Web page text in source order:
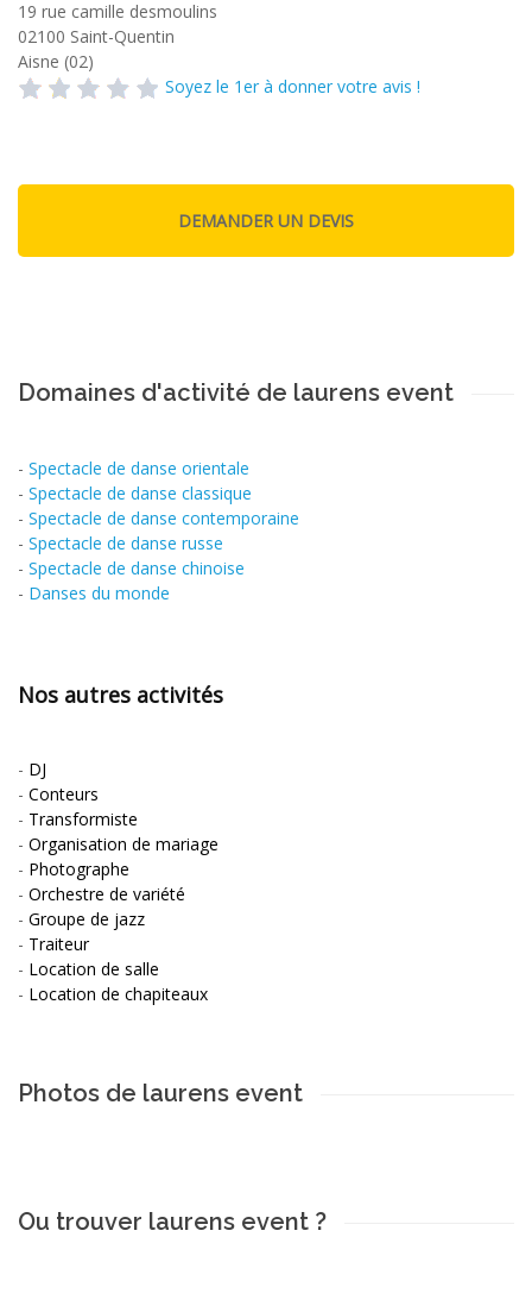
19 rue camille desmoulins
02100 Saint-Quentin
Aisne (02)
Soyez le 1er à donner votre avis !
Domaines d'activité de laurens event
- Spectacle de danse orientale
- Spectacle de danse classique
- Spectacle de danse contemporaine
- Spectacle de danse russe
- Spectacle de danse chinoise
- Danses du monde
Nos autres activités
- DJ
- Conteurs
- Transformiste
- Organisation de mariage
- Photographe
- Orchestre de variété
- Groupe de jazz
- Traiteur
- Location de salle
- Location de chapiteaux
Photos de laurens event
Ou trouver laurens event ?